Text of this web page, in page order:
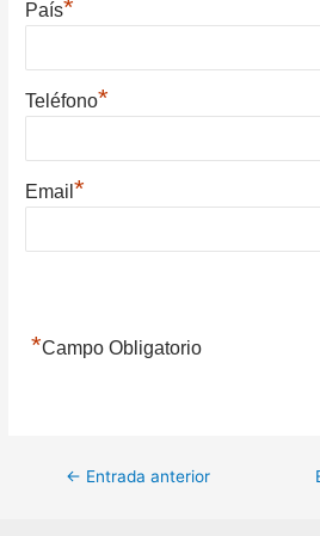
País*
Teléfono*
Email*
*Campo Obligatorio
Navegación
← Entrada anterior